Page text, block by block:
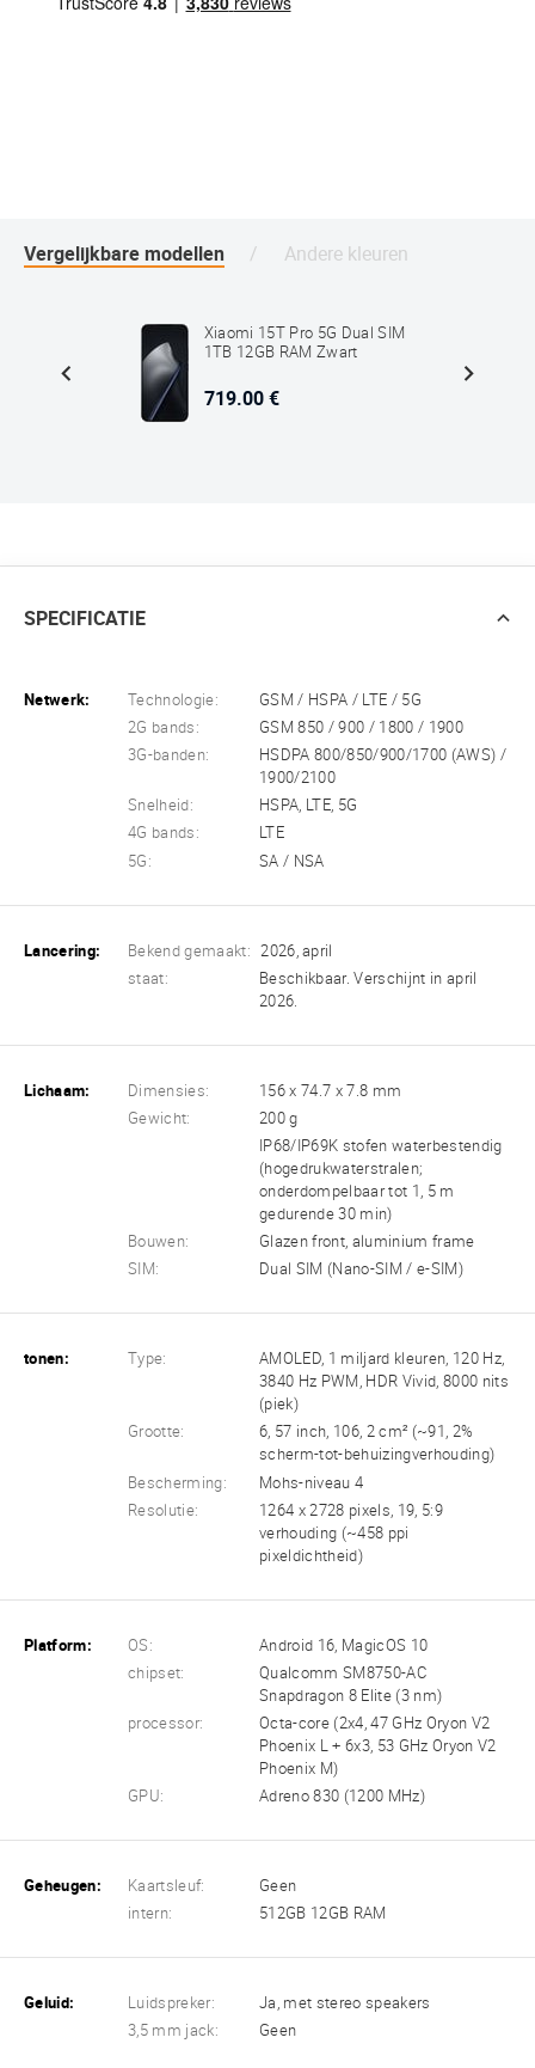
Vergelijkbare modellen Andere kleuren
Xiaomi 15T Pro 5G Dual SIM
1TB 12GB RAM Zwart
719.00 €
SPECIFICATIE
Netwerk: Technologie:
GSM / HSPA / LTE / 5G
2G bands:
GSM 850 / 900 / 1800 / 1900
3G-banden:
HSDPA 800/850/900/1700 (AWS) /
1900/2100
Snelheid:
HSPA, LTE, 5G
4G bands:
LTE
5G:
SA / NSA
Lancering: Bekend gemaakt:
2026, april
staat:
Beschikbaar. Verschijnt in april
2026.
Lichaam: Dimensies:
156 x 74.7 x 7.8 mm
Gewicht:
200 g
IP68/IP69K stofen waterbestendig
(hogedrukwaterstralen;
onderdompelbaar tot 1, 5 m
gedurende 30 min)
Bouwen:
Glazen front, aluminium frame
SIM:
Dual SIM (Nano-SIM / e-SIM)
tonen: Type:
AMOLED, 1 miljard kleuren, 120 Hz,
3840 Hz PWM, HDR Vivid, 8000 nits
(piek)
Grootte:
6, 57 inch, 106, 2 cm² (~91, 2%
scherm-tot-behuizingverhouding)
Bescherming:
Mohs-niveau 4
Resolutie:
1264 x 2728 pixels, 19, 5:9
verhouding (~458 ppi
pixeldichtheid)
Platform: OS:
Android 16, MagicOS 10
chipset:
Qualcomm SM8750-AC
Snapdragon 8 Elite (3 nm)
processor:
Octa-core (2x4, 47 GHz Oryon V2
Phoenix L + 6x3, 53 GHz Oryon V2
Phoenix M)
GPU:
Adreno 830 (1200 MHz)
Geheugen: Kaartsleuf:
Geen
intern:
512GB 12GB RAM
Geluid: Luidspreker:
Ja, met stereo speakers
3,5 mm jack:
Geen